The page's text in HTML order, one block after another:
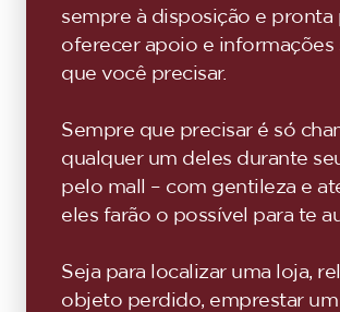
sempre à disposição e pronta
oferecer apoio e informações
que você precisar.
Sempre que precisar é só
qualquer um deles durante
pelo mall – com gentileza e
eles farão o possível para te
Seja para localizar uma loja,
objeto perdido, emprestar